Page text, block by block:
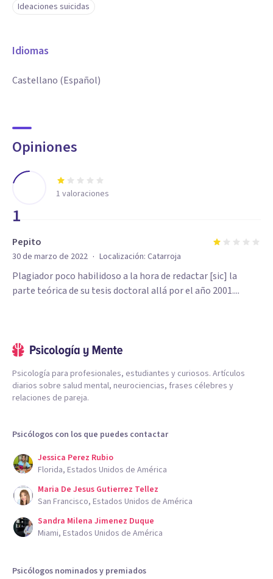
Ideaciones suicidas
Idiomas
Castellano (Español)
Opiniones
1
1 valoraciones
Pepito
30 de marzo de 2022 · Localización: Catarroja
Plagiador poco habilidoso a la hora de redactar [sic] la
parte teórica de su tesis doctoral allá por el año 2001....
Psicología para profesionales, estudiantes y curiosos. Artículos
diarios sobre salud mental, neurociencias, frases célebres y
relaciones de pareja.
Psicólogos con los que puedes contactar
Jessica Perez Rubio
Florida, Estados Unidos de América
Maria De Jesus Gutierrez Tellez
San Francisco, Estados Unidos de América
Sandra Milena Jimenez Duque
Miami, Estados Unidos de América
Psicólogos nominados y premiados